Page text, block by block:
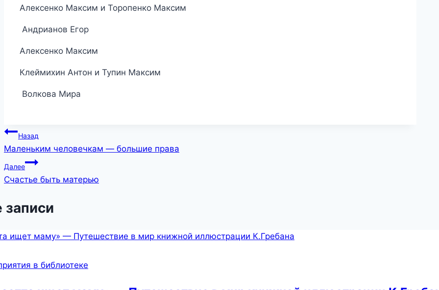
Алексенко Максим и Торопенко Максим
Андрианов Егор
Алексенко Максим
Клеймихин Антон и Тупин Максим
Волкова Мира
Навигация
по
записям
Назад
Маленьким человечкам — большие права
Далее
Счастье быть матерью
в библиотеке